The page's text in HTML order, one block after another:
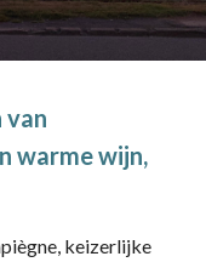
van
warme wijn,
keizerlijke